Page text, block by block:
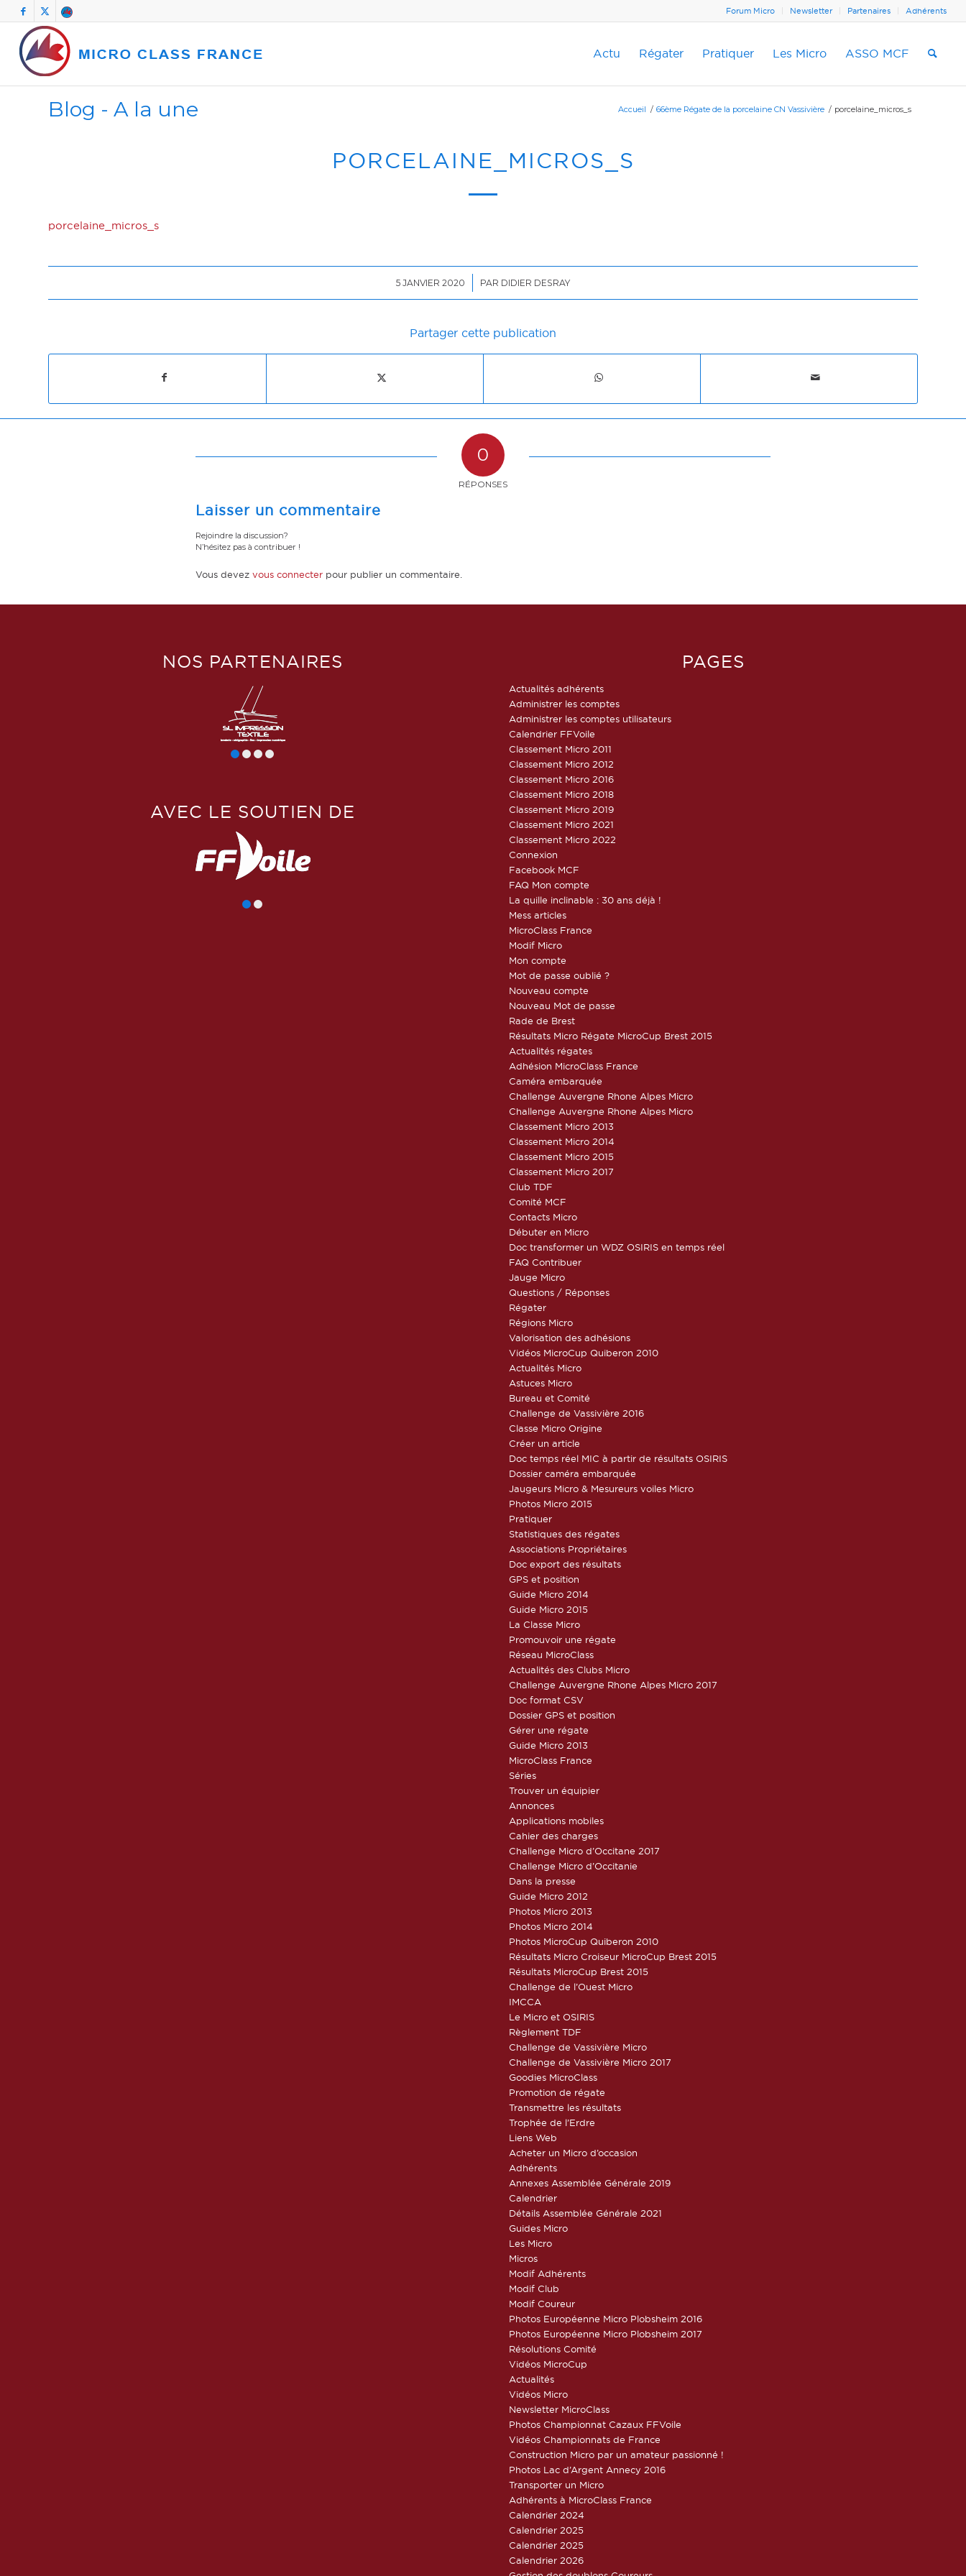
Forum Micro Newsletter Partenaires Adhérents
Actu Régater Pratiquer Les Micro ASSO MCF
Blog - A la une Accueil / 66ème Régate de la porcelaine CN Vassivière / porcelaine_micros_s
PORCELAINE_MICROS_S
porcelaine_micros_s
5 JANVIER 2020
/ PAR DIDIER DESRAY
Partager cette publication
0
RÉPONSES
Laisser un commentaire
Rejoindre la discussion?
N’hésitez pas à contribuer !
Vous devez vous connecter pour publier un commentaire.
NOS PARTENAIRES
AVEC LE SOUTIEN DE
PAGES
Actualités adhérents
Administrer les comptes
Administrer les comptes utilisateurs
Calendrier FFVoile
Classement Micro 2011
Classement Micro 2012
Classement Micro 2016
Classement Micro 2018
Classement Micro 2019
Classement Micro 2021
Classement Micro 2022
Connexion
Facebook MCF
FAQ Mon compte
La quille inclinable : 30 ans déjà !
Mess articles
MicroClass France
Modif Micro
Mon compte
Mot de passe oublié ?
Nouveau compte
Nouveau Mot de passe
Rade de Brest
Résultats Micro Régate MicroCup Brest 2015
Actualités régates
Adhésion MicroClass France
Caméra embarquée
Challenge Auvergne Rhone Alpes Micro
Challenge Auvergne Rhone Alpes Micro
Classement Micro 2013
Classement Micro 2014
Classement Micro 2015
Classement Micro 2017
Club TDF
Comité MCF
Contacts Micro
Débuter en Micro
Doc transformer un WDZ OSIRIS en temps réel
FAQ Contribuer
Jauge Micro
Questions / Réponses
Régater
Régions Micro
Valorisation des adhésions
Vidéos MicroCup Quiberon 2010
Actualités Micro
Astuces Micro
Bureau et Comité
Challenge de Vassivière 2016
Classe Micro Origine
Créer un article
Doc temps réel MIC à partir de résultats OSIRIS
Dossier caméra embarquée
Jaugeurs Micro & Mesureurs voiles Micro
Photos Micro 2015
Pratiquer
Statistiques des régates
Associations Propriétaires
Doc export des résultats
GPS et position
Guide Micro 2014
Guide Micro 2015
La Classe Micro
Promouvoir une régate
Réseau MicroClass
Actualités des Clubs Micro
Challenge Auvergne Rhone Alpes Micro 2017
Doc format CSV
Dossier GPS et position
Gérer une régate
Guide Micro 2013
MicroClass France
Séries
Trouver un équipier
Annonces
Applications mobiles
Cahier des charges
Challenge Micro d’Occitane 2017
Challenge Micro d’Occitanie
Dans la presse
Guide Micro 2012
Photos Micro 2013
Photos Micro 2014
Photos MicroCup Quiberon 2010
Résultats Micro Croiseur MicroCup Brest 2015
Résultats MicroCup Brest 2015
Challenge de l’Ouest Micro
IMCCA
Le Micro et OSIRIS
Règlement TDF
Challenge de Vassivière Micro
Challenge de Vassivière Micro 2017
Goodies MicroClass
Promotion de régate
Transmettre les résultats
Trophée de l’Erdre
Liens Web
Acheter un Micro d’occasion
Adhérents
Annexes Assemblée Générale 2019
Calendrier
Détails Assemblée Générale 2021
Guides Micro
Les Micro
Micros
Modif Adhérents
Modif Club
Modif Coureur
Photos Européenne Micro Plobsheim 2016
Photos Européenne Micro Plobsheim 2017
Résolutions Comité
Vidéos MicroCup
Actualités
Vidéos Micro
Newsletter MicroClass
Photos Championnat Cazaux FFVoile
Vidéos Championnats de France
Construction Micro par un amateur passionné !
Photos Lac d’Argent Annecy 2016
Transporter un Micro
Adhérents à MicroClass France
Calendrier 2024
Calendrier 2025
Calendrier 2025
Calendrier 2026